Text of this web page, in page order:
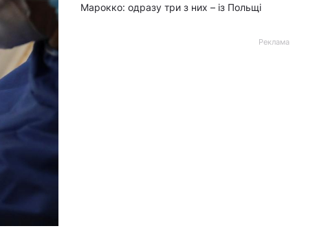
Марокко: одразу три з них – із Польщі
Реклама